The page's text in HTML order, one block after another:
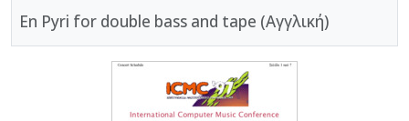
En Pyri for double bass and tape (Αγγλική)